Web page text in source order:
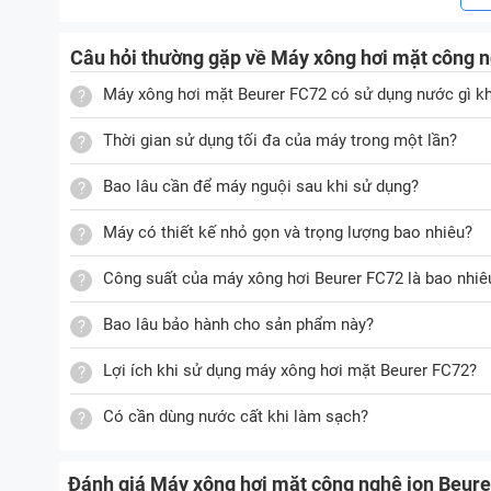
Máy xông hơi mặt công nghệ ion Beurer FC72 hoạt
mạnh mẽ để rút ngắn thời gian chờ đợi cho người
Bình nước 100ml có thể sử dụng được 15 phút
Beurer FC72 có bình chứa nước dung tích 100ml
lý tưởng để xông mặt, đủ để làm giãn nở lỗ chân
Đặc biệt, bình nước của máy có thể tháo ra để thay
Ứng dụng công nghệ ion hiện đại, chất lượng
Thiết bị này sử dụng công nghệ ion hiện đại sẽ giúp
da, từ đó làm giãn nở lỗ chân lông cũng như mao
so với những dòng máy xông mặt thông thường.
giúp giảm viêm mụn, hỗ trợ làm sáng da, se khít lỗ
Câu hỏi thường gặp về Máy xông hơi mặt công
Máy xông hơi mặt Beurer FC72 có sử dụng nước gì
Thời gian sử dụng tối đa của máy trong một lần?
Bao lâu cần để máy nguội sau khi sử dụng?
Máy có thiết kế nhỏ gọn và trọng lượng bao nhiêu?
Công suất của máy xông hơi Beurer FC72 là bao
Bao lâu bảo hành cho sản phẩm này?
Lợi ích khi sử dụng máy xông hơi mặt Beurer FC72?
Có cần dùng nước cất khi làm sạch?
Đánh giá Máy xông hơi mặt công nghệ ion